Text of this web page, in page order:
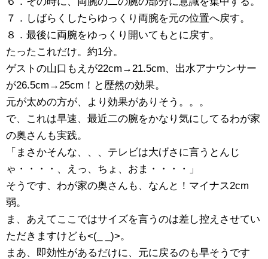
７．しばらくしたらゆっくり両腕を元の位置へ戻す。
８．最後に両腕をゆっくり開いてもとに戻す。
たったこれだけ。約1分。
ゲストの山口もえが22cm→21.5cm、出水アナウンサー
が26.5cm→25cm！と歴然の効果。
元が太めの方が、より効果がありそう。。。
で、これは早速、最近二の腕をかなり気にしてるわが家
の奥さんも実践。
「まさかそんな、、、テレビは大げさに言うとんじ
ゃ・・・・、えっ、ちょ、おま・・・・」
そうです、わが家の奥さんも、なんと！マイナス2cm
弱。
ま、あえてここではサイズを言うのは差し控えさせてい
ただきますけども<(_ _)>。
まあ、即効性があるだけに、元に戻るのも早そうです